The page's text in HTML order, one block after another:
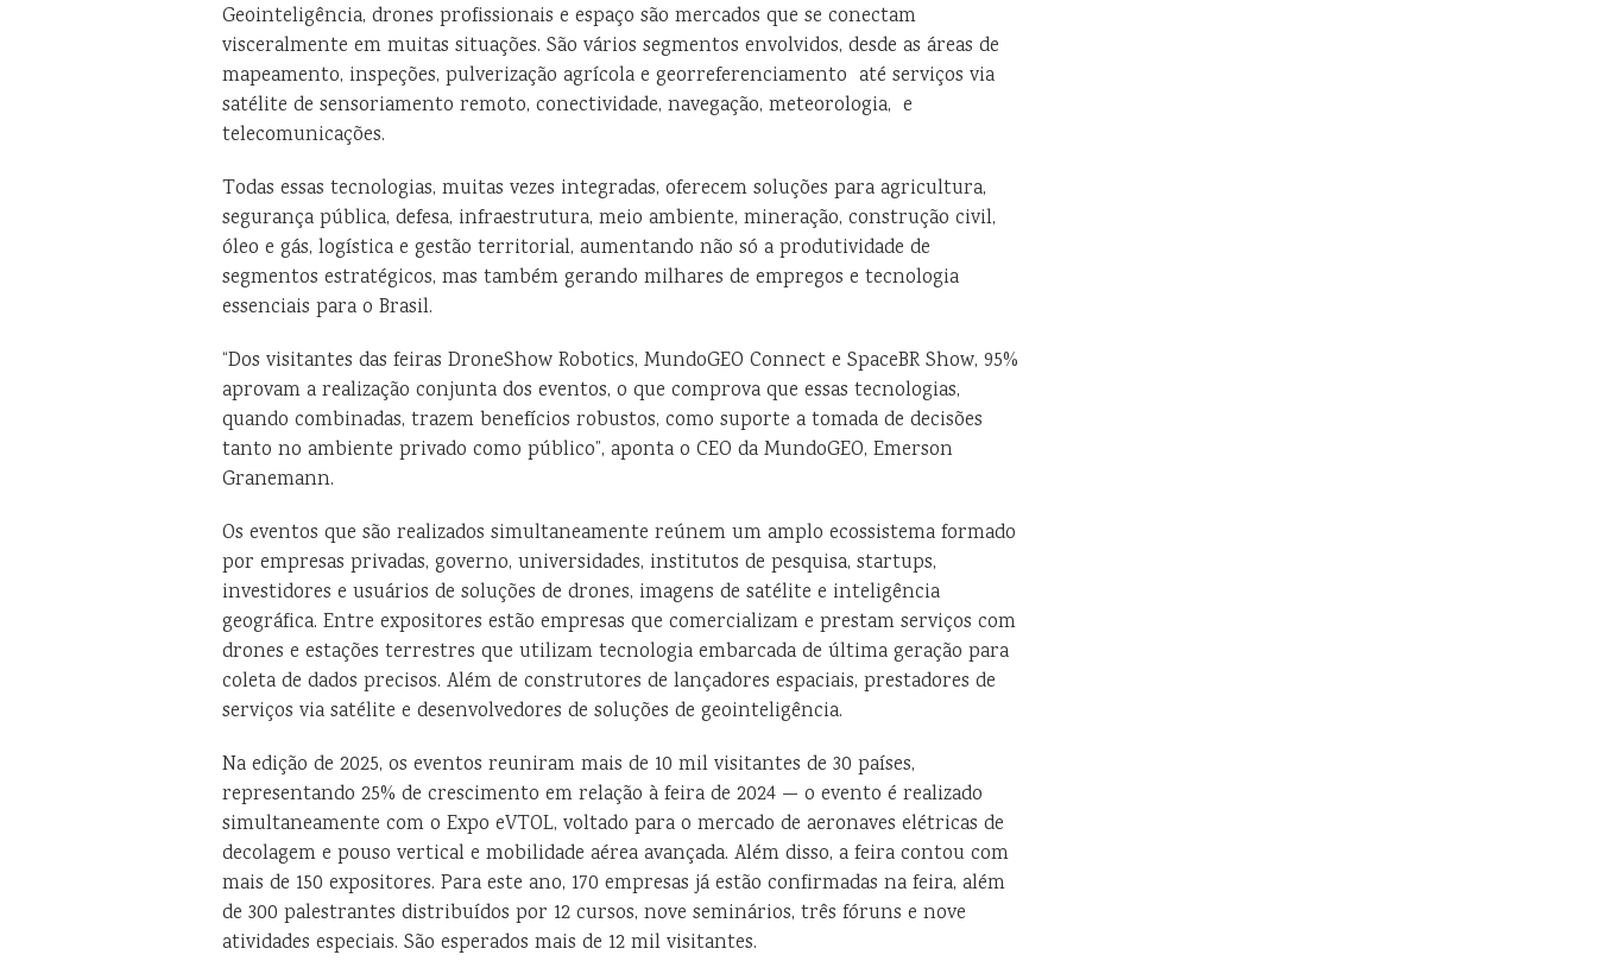
Geointeligência, drones profissionais e espaço são mercados que se conectam
visceralmente em muitas situações. São vários segmentos envolvidos, desde as áreas de
mapeamento, inspeções, pulverização agrícola e georreferenciamento até serviços via
satélite de sensoriamento remoto, conectividade, navegação, meteorologia, e
telecomunicações.
Todas essas tecnologias, muitas vezes integradas, oferecem soluções para agricultura,
segurança pública, defesa, infraestrutura, meio ambiente, mineração, construção civil,
óleo e gás, logística e gestão territorial, aumentando não só a produtividade de
segmentos estratégicos, mas também gerando milhares de empregos e tecnologia
essenciais para o Brasil.
“Dos visitantes das feiras DroneShow Robotics, MundoGEO Connect e SpaceBR Show, 95%
aprovam a realização conjunta dos eventos, o que comprova que essas tecnologias,
quando combinadas, trazem benefícios robustos, como suporte a tomada de decisões
tanto no ambiente privado como público”, aponta o CEO da MundoGEO, Emerson
Granemann.
Os eventos que são realizados simultaneamente reúnem um amplo ecossistema formado
por empresas privadas, governo, universidades, institutos de pesquisa, startups,
investidores e usuários de soluções de drones, imagens de satélite e inteligência
geográfica. Entre expositores estão empresas que comercializam e prestam serviços com
drones e estações terrestres que utilizam tecnologia embarcada de última geração para
coleta de dados precisos. Além de construtores de lançadores espaciais, prestadores de
serviços via satélite e desenvolvedores de soluções de geointeligência.
Na edição de 2025, os eventos reuniram mais de 10 mil visitantes de 30 países,
representando 25% de crescimento em relação à feira de 2024 — o evento é realizado
simultaneamente com o Expo eVTOL, voltado para o mercado de aeronaves elétricas de
decolagem e pouso vertical e mobilidade aérea avançada. Além disso, a feira contou com
mais de 150 expositores. Para este ano, 170 empresas já estão confirmadas na feira, além
de 300 palestrantes distribuídos por 12 cursos, nove seminários, três fóruns e nove
atividades especiais. São esperados mais de 12 mil visitantes.